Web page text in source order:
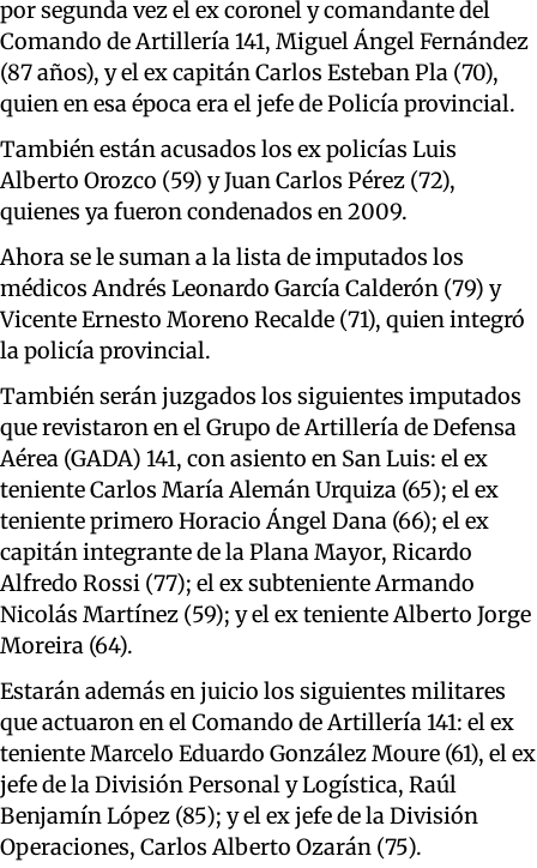
por segunda vez el ex coronel y comandante del
Comando de Artillería 141, Miguel Ángel Fernández
(87 años), y el ex capitán Carlos Esteban Pla (70),
quien en esa época era el jefe de Policía provincial.
También están acusados los ex policías Luis
Alberto Orozco (59) y Juan Carlos Pérez (72),
quienes ya fueron condenados en 2009.
Ahora se le suman a la lista de imputados los
médicos Andrés Leonardo García Calderón (79) y
Vicente Ernesto Moreno Recalde (71), quien integró
la policía provincial.
También serán juzgados los siguientes imputados
que revistaron en el Grupo de Artillería de Defensa
Aérea (GADA) 141, con asiento en San Luis: el ex
teniente Carlos María Alemán Urquiza (65); el ex
teniente primero Horacio Ángel Dana (66); el ex
capitán integrante de la Plana Mayor, Ricardo
Alfredo Rossi (77); el ex subteniente Armando
Nicolás Martínez (59); y el ex teniente Alberto Jorge
Moreira (64).
Estarán además en juicio los siguientes militares
que actuaron en el Comando de Artillería 141: el ex
teniente Marcelo Eduardo González Moure (61), el ex
jefe de la División Personal y Logística, Raúl
Benjamín López (85); y el ex jefe de la División
Operaciones, Carlos Alberto Ozarán (75).